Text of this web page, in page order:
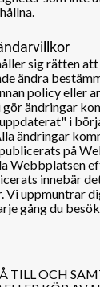
sig rätten att
ändra
policy eller
ändringar
i
ändringar
på
Webbplatsen
innebär
Vi uppmuntrar
gång du
TILL OCH